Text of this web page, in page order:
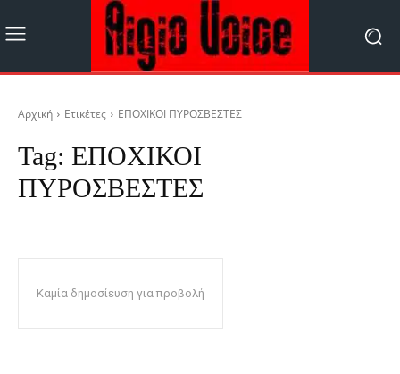
Αρχική Ετικέτες ΕΠΟΧΙΚΟΙ ΠΥΡΟΣΒΕΣΤΕΣ
Tag: ΕΠΟΧΙΚΟΙ
ΠΥΡΟΣΒΕΣΤΕΣ
Καμία δημοσίευση για προβολή